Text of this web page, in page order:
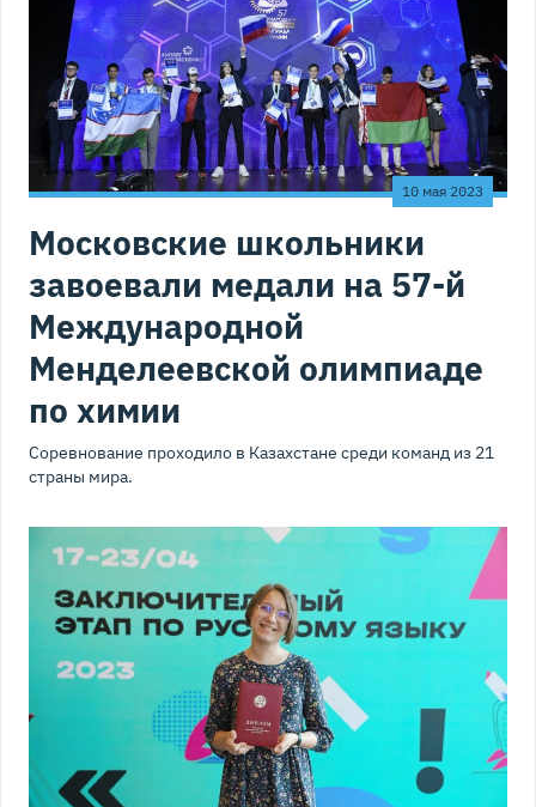
10 мая 2023
Московские школьники
завоевали медали на 57-й
Международной
Менделеевской олимпиаде
по химии
Соревнование проходило в Казахстане среди команд из 21
страны мира.